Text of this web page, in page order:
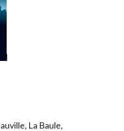
La Baule,